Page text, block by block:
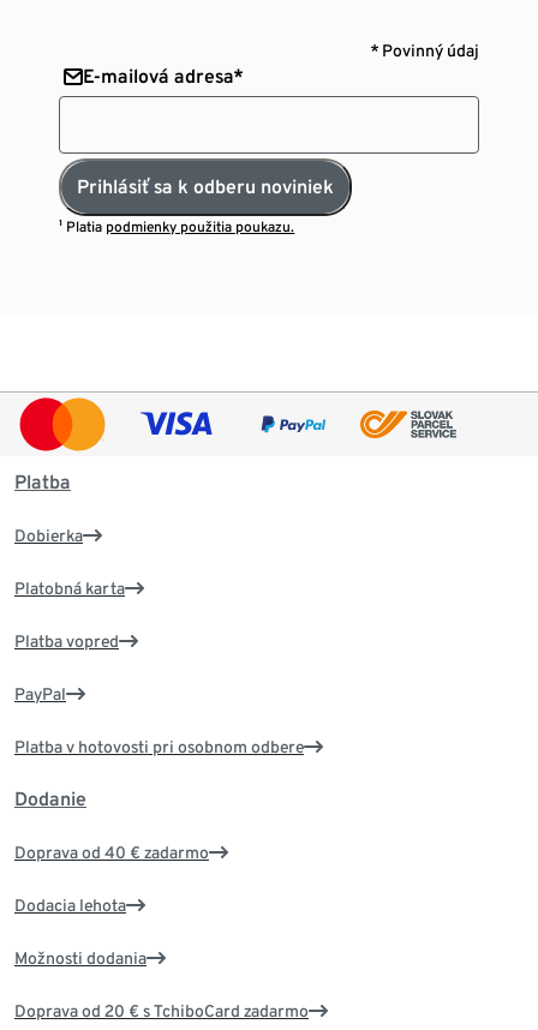
* Povinný údaj
E-mailová adresa*
Prihlásiť sa k odberu noviniek
¹ Platia podmienky použitia poukazu.
Platba
Dobierka
Platobná karta
Platba vopred
PayPal
Platba v hotovosti pri osobnom odbere
Dodanie
Doprava od 40 € zadarmo
Dodacia lehota
Možnosti dodania
Doprava od 20 € s TchiboCard zadarmo